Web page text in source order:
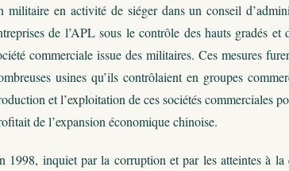
militaire en activité de siéger dans un conseil
de l’APL sous le contrôle des hauts gradés
commerciale issue des militaires. Ces mesures
usines qu’ils contrôlaient en groupes
et l’exploitation de ces sociétés commerciales
de l’expansion économique chinoise.
1998, inquiet par la corruption et par les atteintes à